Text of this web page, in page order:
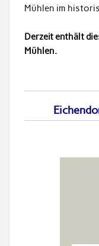
Mühlen im
Derzeit enthält
Mühlen.